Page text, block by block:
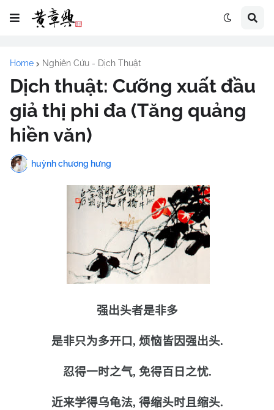
Home Nghiên Cứu - Dịch Thuật
Dịch thuật: Cưỡng xuất đầu
giả thị phi đa (Tăng quảng
hiền văn)
huỳnh chương hưng
强出头者是非多
是非只为多开口, 烦恼皆因强出头.
忍得一时之气, 免得百日之忧.
近来学得乌龟法, 得缩头时且缩头.